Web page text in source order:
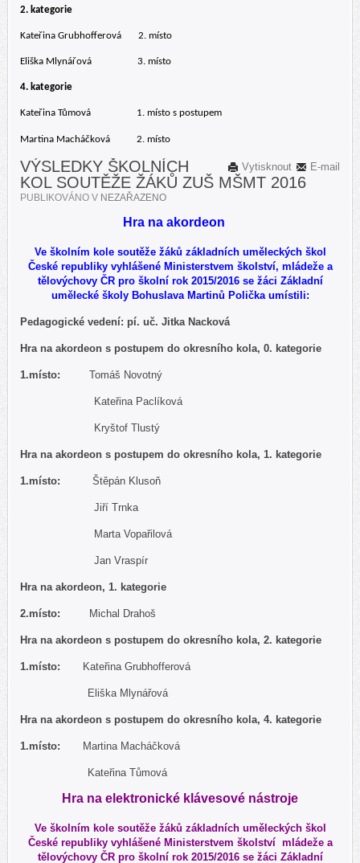
2. kategorie
Kateřina Grubhofferová 2. místo
Eliška Mlynářová 3. místo
4. kategorie
Kateřina Tůmová 1. místo s postupem
Martina Macháčková 2. místo
E-mail
Vytisknout
VÝSLEDKY ŠKOLNÍCH
KOL SOUTĚŽE ŽÁKŮ ZUŠ MŠMT 2016
PUBLIKOVÁNO V NEZAŘAZENO
Hra na akordeon
Ve školním kole soutěže žáků základních uměleckých škol
České republiky vyhlášené Ministerstvem školství, mládeže a
tělovýchovy ČR pro školní rok 2015/2016 se žáci Základní
umělecké školy Bohuslava Martinů Polička umístili:
Pedagogické vedení: pí. uč. Jitka Nacková
Hra na akordeon s postupem do okresního kola, 0. kategorie
1.místo: Tomáš Novotný
Kateřina Paclíková
Kryštof Tlustý
Hra na akordeon s postupem do okresního kola, 1. kategorie
1.místo: Štěpán Klusoň
Jiří Trnka
Marta Vopařilová
Jan Vraspír
Hra na akordeon, 1. kategorie
2.místo: Michal Drahoš
Hra na akordeon s postupem do okresního kola, 2. kategorie
1.místo: Kateřina Grubhofferová
Eliška Mlynářová
Hra na akordeon s postupem do okresního kola, 4. kategorie
1.místo: Martina Macháčková
Kateřina Tůmová
Hra na elektronické klávesové nástroje
Ve školním kole soutěže žáků základních uměleckých škol
České republiky vyhlášené Ministerstvem školství mládeže a
tělovýchovy ČR pro školní rok 2015/2016 se žáci Základní